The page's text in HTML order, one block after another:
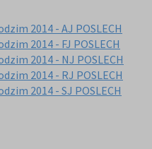
2014 - AJ POSLECH
2014 - FJ POSLECH
2014 - NJ POSLECH
2014 - RJ POSLECH
2014 - SJ POSLECH